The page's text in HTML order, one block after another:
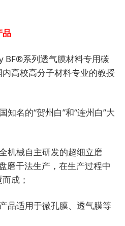
品
BF®系列透气膜材料专用碳
高校高分子材料专业的教授
知名的“贺州白”和“连州白”大
机械自主研发的超细立磨
磨干法生产，在生产过程中
成；
品适用于微孔膜、透气膜等